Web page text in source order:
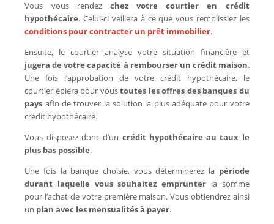
Vous vous rendez chez votre courtier en crédit
hypothécaire. Celui-ci veillera à ce que vous remplissiez les
conditions pour contracter un prêt immobilier.
Ensuite, le courtier analyse votre situation financière et
jugera de votre capacité à rembourser un crédit maison.
Une fois l’approbation de votre crédit hypothécaire, le
courtier épiera pour voustoutes les offres des banques du
pays afin de trouver la solution la plus adéquate pour votre
crédit hypothécaire.
Vous disposez donc d’un crédit hypothécaire au taux le
plus bas possible.
Une fois la banque choisie, vous déterminerez la période
durant laquelle vous souhaitez emprunter la somme
pour l’achat de votre première maison. Vous obtiendrez ainsi
un plan avec les mensualités à payer.